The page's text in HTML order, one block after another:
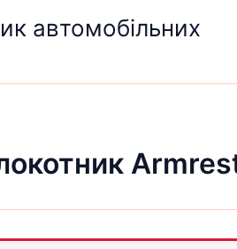
автомобільних